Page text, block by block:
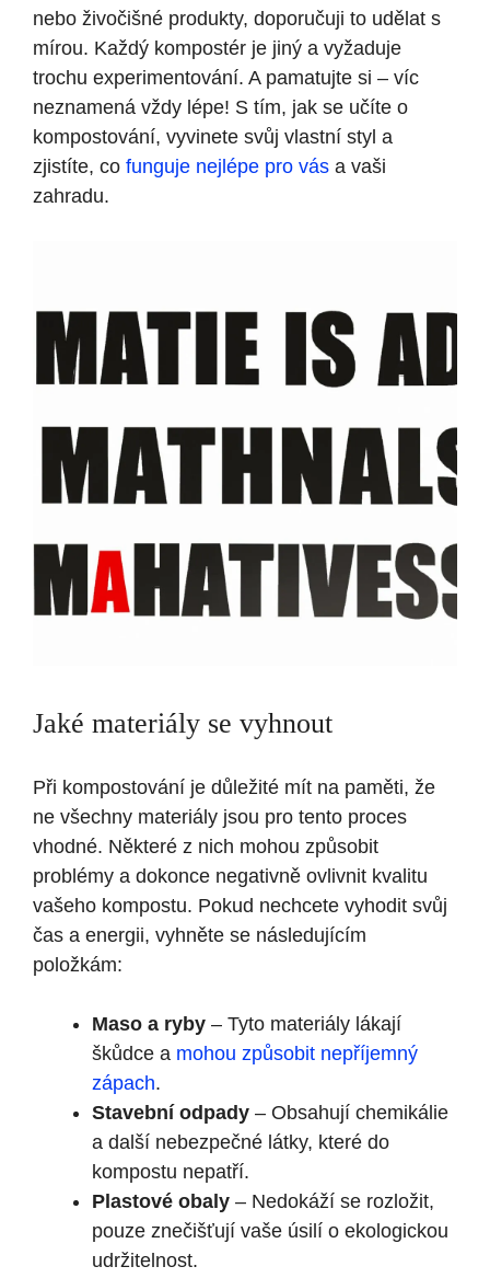
nebo živočišné produkty, doporučuji to udělat s
mírou. Každý kompostér je jiný a vyžaduje
trochu experimentování. A pamatujte si – víc
neznamená vždy lépe! S tím, jak se učíte o
kompostování, vyvinete svůj vlastní styl a
zjistíte, co funguje nejlépe pro vás a vaši
zahradu.
Jaké materiály se vyhnout
Při kompostování je důležité mít na paměti, že
ne všechny materiály jsou pro tento proces
vhodné. Některé z nich mohou způsobit
problémy a dokonce negativně ovlivnit kvalitu
vašeho kompostu. Pokud nechcete vyhodit svůj
čas a energii, vyhněte se následujícím
položkám:
Maso a ryby – Tyto materiály lákají
škůdce a mohou způsobit nepříjemný
zápach.
Stavební odpady – Obsahují chemikálie
a další nebezpečné látky, které do
kompostu nepatří.
Plastové obaly – Nedokáží se rozložit,
pouze znečišťují vaše úsilí o ekologickou
udržitelnost.